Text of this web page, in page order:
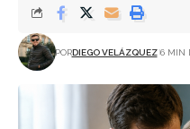
PORDIEGO VELÁZQUEZ 6 MIN